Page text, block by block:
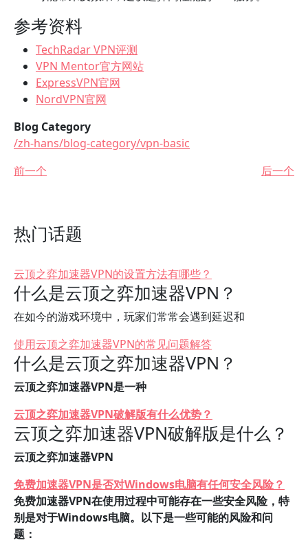
参考资料
TechRadar VPN评测
VPN Mentor官方网站
ExpressVPN官网
NordVPN官网
Blog Category
/zh-hans/blog-category/vpn-basic
前一个
后一个
热门话题
云顶之弈加速器VPN的设置方法有哪些？
什么是云顶之弈加速器VPN？
在如今的游戏环境中，玩家们常常会遇到延迟和
使用云顶之弈加速器VPN的常见问题解答
什么是云顶之弈加速器VPN？
云顶之弈加速器VPN是一种
云顶之弈加速器VPN破解版有什么优势？
云顶之弈加速器VPN破解版是什么？
云顶之弈加速器VPN
免费加速器VPN是否对Windows电脑有任何安全风险？
免费加速器VPN在使用过程中可能存在一些安全风险，特
别是对于Windows电脑。以下是一些可能的风险和问
题：